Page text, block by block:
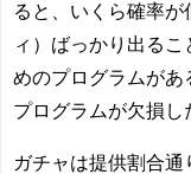
ると、いくら確率
ィ）ばっかり出る
めのプログラムがあ
プログラムが欠損し
ガチャは提供割合